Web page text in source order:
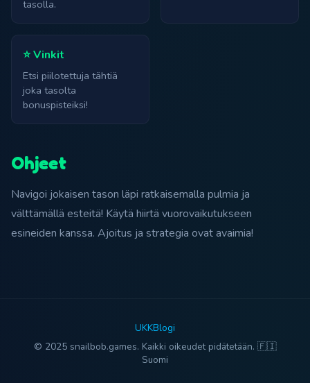
tasolla.
⭐ Vinkit
Etsi piilotettuja tähtiä
joka tasolta
bonuspisteiksi!
Ohjeet
Navigoi jokaisen tason läpi ratkaisemalla pulmia ja
välttämällä esteitä! Käytä hiirtä vuorovaikutukseen
esineiden kanssa. Ajoitus ja strategia ovat avaimia!
UKKBlogi
© 2025 snailbob.games. Kaikki oikeudet pidätetään. 🇫🇮
Suomi